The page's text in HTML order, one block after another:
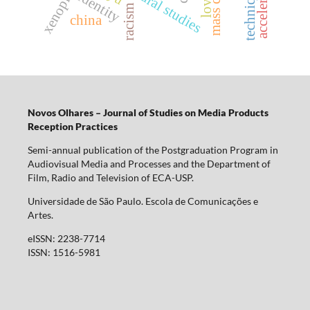
racism
china technique
Novos Olhares – Journal of Studies on Media Products
Reception Practices
Semi-annual publication of the Postgraduation Program in
Audiovisual Media and Processes and the Department of
Film, Radio and Television of ECA-USP.
Universidade de São Paulo. Escola de Comunicações e
Artes.
eISSN: 2238-7714
ISSN: 1516-5981